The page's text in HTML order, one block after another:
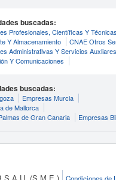
buscadas:
Profesionales, Científicas Y Técnicas
Y Almacenamiento
CNAE Otros
Administrativas Y Servicios Auxliares
Y Comunicaciones
buscadas:
Empresas Murcia
de Mallorca
de Gran Canaria
Empresas